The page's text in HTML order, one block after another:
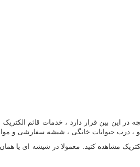
این بین قرار دارد ، خدمات قائم الکتریک
حیوانات خانگی ، شیشه سفارشی و موارد
مشاهده کنید. معمولا در شیشه ای یا